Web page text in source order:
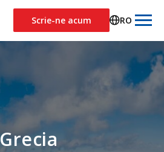
Scrie-ne acum RO
Grecia